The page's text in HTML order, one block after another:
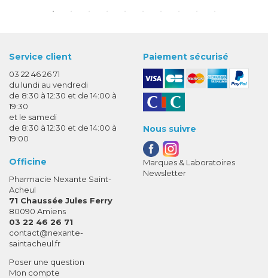
Service client
03 22 46 26 71
du lundi au vendredi
de 8:30 à 12:30 et de 14:00 à
19:30
et le samedi
de 8:30 à 12:30 et de 14:00 à
19:00
Officine
Pharmacie Nexante Saint-
Acheul
71 Chaussée Jules Ferry
80090 Amiens
03 22 46 26 71
contact-
@-
nexante-
saintacheul.fr
Poser une question
Mon compte
Paiement sécurisé
Nous suivre
Marques & Laboratoires
Newsletter